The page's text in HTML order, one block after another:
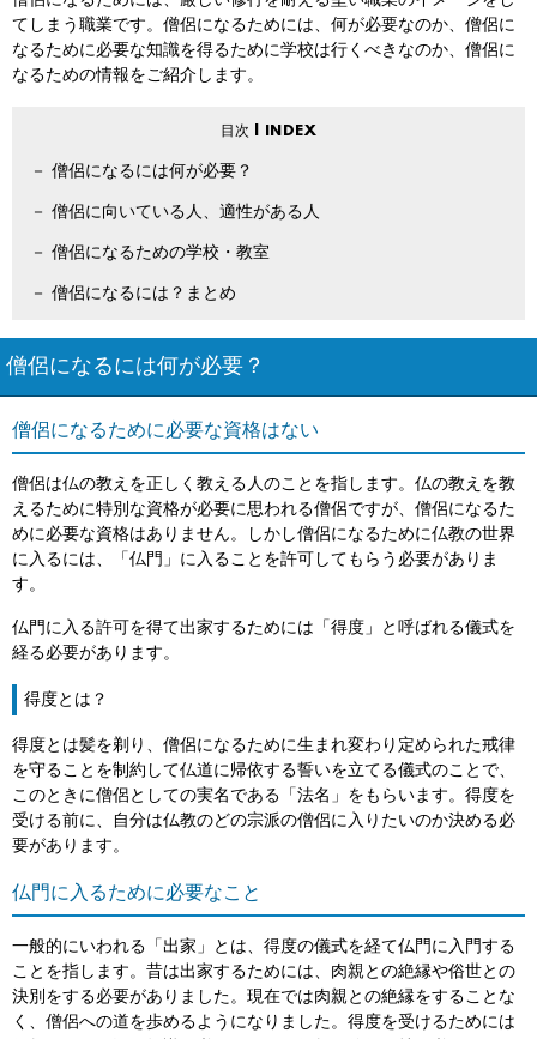
てしまう職業です。僧侶になるためには、何が必要なのか、僧侶に
なるために必要な知識を得るために学校は行くべきなのか、僧侶に
なるための情報をご紹介します。
僧侶になるには何が必要？
僧侶に向いている人、適性がある人
僧侶になるための学校・教室
僧侶になるには？まとめ
僧侶になるには何が必要？
僧侶になるために必要な資格はない
僧侶は仏の教えを正しく教える人のことを指します。仏の教えを教
えるために特別な資格が必要に思われる僧侶ですが、僧侶になるた
めに必要な資格はありません。しかし僧侶になるために仏教の世界
に入るには、「仏門」に入ることを許可してもらう必要がありま
す。
仏門に入る許可を得て出家するためには「得度」と呼ばれる儀式を
経る必要があります。
得度とは？
得度とは髪を剃り、僧侶になるために生まれ変わり定められた戒律
を守ることを制約して仏道に帰依する誓いを立てる儀式のことで、
このときに僧侶としての実名である「法名」をもらいます。得度を
受ける前に、自分は仏教のどの宗派の僧侶に入りたいのか決める必
要があります。
仏門に入るために必要なこと
一般的にいわれる「出家」とは、得度の儀式を経て仏門に入門する
ことを指します。昔は出家するためには、肉親との絶縁や俗世との
決別をする必要がありました。現在では肉親との絶縁をすることな
く、僧侶への道を歩めるようになりました。得度を受けるためには